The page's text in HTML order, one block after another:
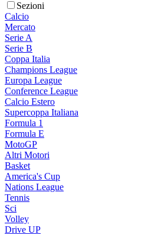
Sezioni
Calcio
Mercato
Serie A
Serie B
Coppa Italia
Champions League
Europa League
Conference League
Calcio Estero
Supercoppa Italiana
Formula 1
Formula E
MotoGP
Altri Motori
Basket
America's Cup
Nations League
Tennis
Sci
Volley
Drive UP